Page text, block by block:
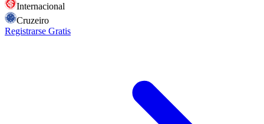
Internacional
Cruzeiro
Registrarse Gratis